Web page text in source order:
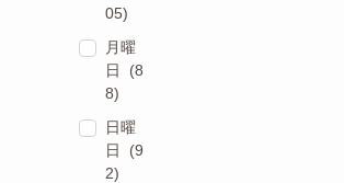
05)
月曜
日 (8
8)
日曜
日 (9
2)